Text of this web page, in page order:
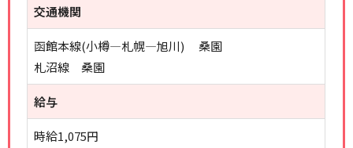
交通機関
函館本線(小樽―札幌―旭川) 桑園
札沼線 桑園
給与
時給1,075円